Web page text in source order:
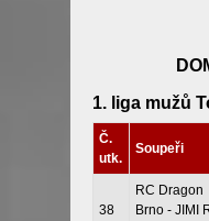
1. liga mužů
Č.
utk.
Soupeři
38
RC Dragon
Brno - JIMI